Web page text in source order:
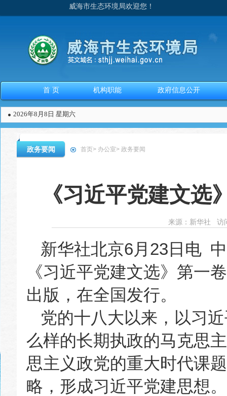
威海市生态环境局欢迎您！
首 页 机构职能 政府信息公开
2026年8月8日 星期六
政务要闻 首页> 办公室> 政务要闻
《习近平党建文
来源： 新华社 访
新华社北京6月23日电
《习近平党建文选》第一
出版，在全国发行。
党的十八大以来，以习
么样的长期执政的马克思
思主义政党的重大时代课
略，形成习近平党建思想